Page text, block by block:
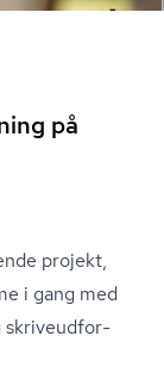
på
projekt,
i gang med
skri­veud­for­